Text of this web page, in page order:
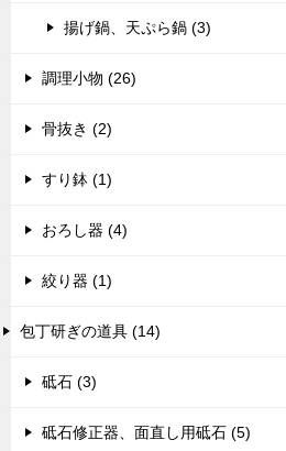
揚げ鍋、天ぷら鍋 (3)
調理小物 (26)
骨抜き (2)
すり鉢 (1)
おろし器 (4)
絞り器 (1)
包丁研ぎの道具 (14)
砥石 (3)
砥石修正器、面直し用砥石 (5)